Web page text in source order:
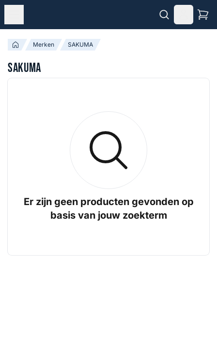
Merken SAKUMA
SAKUMA
Er zijn geen producten gevonden op
basis van jouw zoekterm